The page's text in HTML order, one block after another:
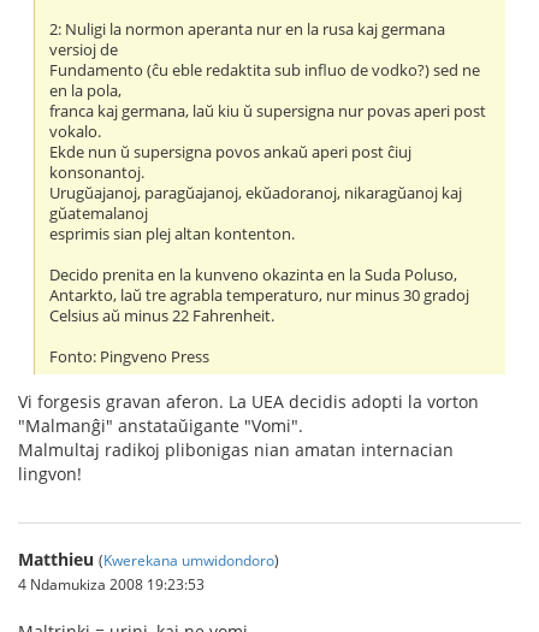
2: Nuligi la normon aperanta nur en la rusa kaj germana
versioj de
Fundamento (ĉu eble redaktita sub influo de vodko?) sed ne
en la pola,
franca kaj germana, laŭ kiu ŭ supersigna nur povas aperi post
vokalo.
Ekde nun ŭ supersigna povos ankaŭ aperi post ĉiuj
konsonantoj.
Urugŭajanoj, paragŭajanoj, ekŭadoranoj, nikaragŭanoj kaj
gŭatemalanoj
esprimis sian plej altan kontenton.
Decido prenita en la kunveno okazinta en la Suda Poluso,
Antarkto, laŭ tre agrabla temperaturo, nur minus 30 gradoj
Celsius aŭ minus 22 Fahrenheit.
Fonto: Pingveno Press
Vi forgesis gravan aferon. La UEA decidis adopti la vorton
"Malmanĝi" anstataŭigante "Vomi".
Malmultaj radikoj plibonigas nian amatan internacian
lingvon!
Matthieu (Kwerekana umwidondoro)
4 Ndamukiza 2008 19:23:53